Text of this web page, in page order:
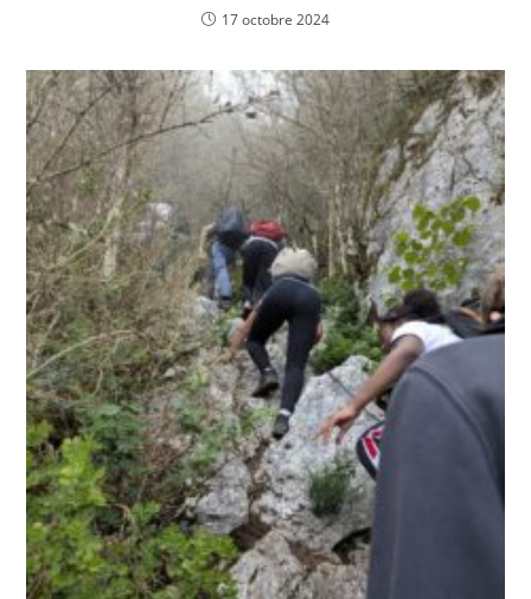
17 octobre 2024